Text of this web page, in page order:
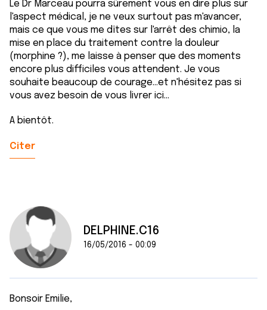
Le Dr Marceau pourra sûrement vous en dire plus sur
l'aspect médical, je ne veux surtout pas m'avancer,
mais ce que vous me dîtes sur l'arrêt des chimio, la
mise en place du traitement contre la douleur
(morphine ?), me laisse à penser que des moments
encore plus difficiles vous attendent. Je vous
souhaite beaucoup de courage...et n'hésitez pas si
vous avez besoin de vous livrer ici...
A bientôt.
Citer
DELPHINE.C16
16/05/2016 - 00:09
Bonsoir Emilie,